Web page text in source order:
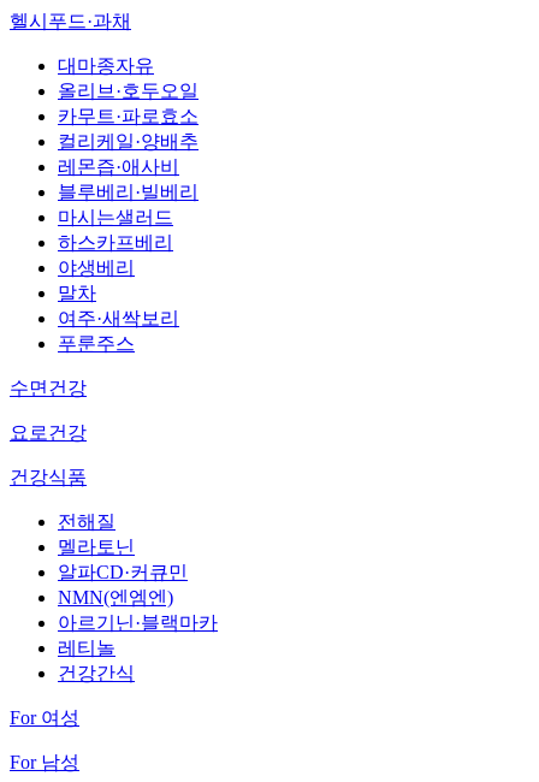
헬시푸드·과채
대마종자유
올리브·호두오일
카무트·파로효소
컬리케일·양배추
레몬즙·애사비
블루베리·빌베리
마시는샐러드
하스카프베리
야생베리
말차
여주·새싹보리
푸룬주스
수면건강
요로건강
건강식품
전해질
멜라토닌
알파CD·커큐민
NMN(엔엠엔)
아르기닌·블랙마카
레티놀
건강간식
For 여성
For 남성